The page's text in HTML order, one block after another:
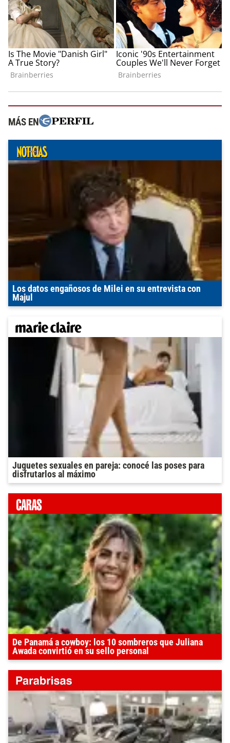
MÁS EN
Los datos engañosos de Milei en su entrevista con
Majul
Juguetes sexuales en pareja: conocé las poses para
disfrutarlos al máximo
De Panamá a cowboy: los 10 sombreros que Juliana
Awada convirtió en su sello personal